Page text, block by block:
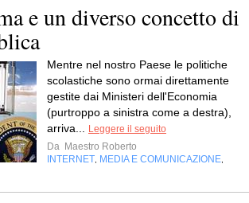
e un diverso concetto di
Mentre nel nostro Paese le politiche
scolastiche sono ormai direttamente
gestite dai Ministeri dell'Economia
(purtroppo a sinistra come a destra),
arriva...
Leggere il seguito
Da Maestro Roberto
INTERNET MEDIA E COMUNICAZIONE